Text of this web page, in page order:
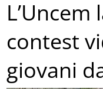
L’Uncem
contest
giovani